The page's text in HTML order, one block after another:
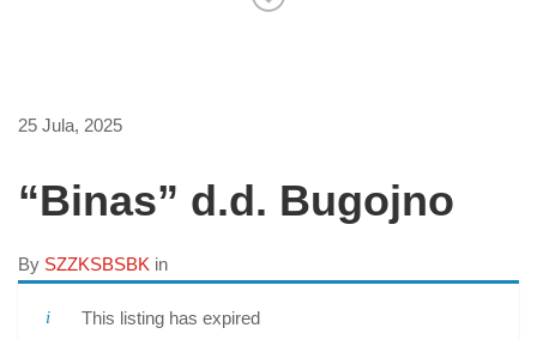
25 Jula, 2025
“Binas” d.d. Bugojno
By SZZKSBSBK in
This listing has expired